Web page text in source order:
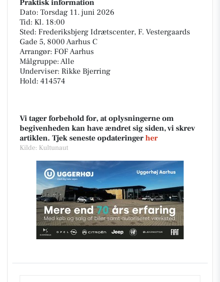
Praktisk information
Dato: Torsdag 11. juni 2026
Tid: Kl. 18:00
Sted: Frederiksbjerg Idrætscenter, F. Vestergaards
Gade 5, 8000 Aarhus C
Arrangør: FOF Aarhus
Målgruppe: Alle
Underviser: Rikke Bjerring
Hold: 414574
Vi tager forbehold for, at oplysningerne om
begivenheden kan have ændret sig siden, vi skrev
artiklen. Tjek seneste opdateringer her
Kilde: Kultunaut